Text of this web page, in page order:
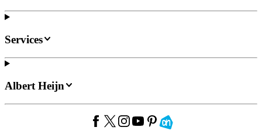
Services
Albert Heijn